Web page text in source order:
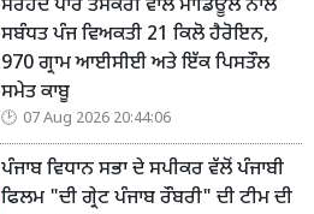
ਸਰਹੱਦ ਪਾਰੋਂ ਤਸਕਰੀ ਵਾਲੇ ਮਾਡਿਊਲ ਨਾਲ
ਸਬੰਧਤ ਪੰਜ ਵਿਅਕਤੀ 21 ਕਿਲੋ ਹੈਰੋਇਨ,
970 ਗ੍ਰਾਮ ਆਈਸੀਈ ਅਤੇ ਇੱਕ ਪਿਸਤੌਲ
ਸਮੇਤ ਕਾਬੂ
07 Aug 2026 20:44:06
ਪੰਜਾਬ ਵਿਧਾਨ ਸਭਾ ਦੇ ਸਪੀਕਰ ਵੱਲੋਂ ਪੰਜਾਬੀ
ਫਿਲਮ "ਦੀ ਗ੍ਰੇਟ ਪੰਜਾਬ ਰੌਬਰੀ" ਦੀ ਟੀਮ ਦੀ